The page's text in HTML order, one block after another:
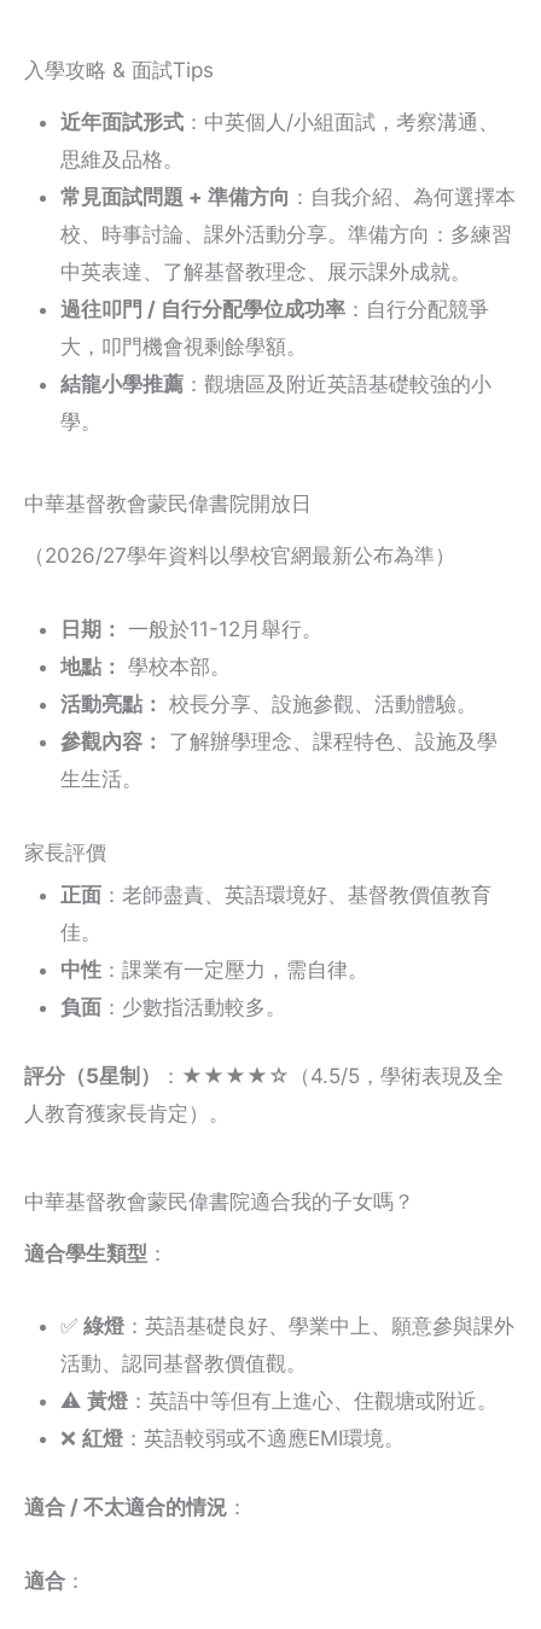
入學攻略 & 面試Tips
近年面試形式 ：中英個人/小組面試，考察溝通、
思維及品格。
常見面試問題 + 準備方向 ：自我介紹、為何選擇本
校、時事討論、課外活動分享。準備方向：多練習
中英表達、了解基督教理念、展示課外成就。
過往叩門 / 自行分配學位成功率 ：自行分配競爭
大，叩門機會視剩餘學額。
結龍小學推薦 ：觀塘區及附近英語基礎較強的小
學。
中華基督教會蒙民偉書院開放日
（2026/27學年資料以學校官網最新公布為準）
日期： 一般於11-12月舉行。
地點： 學校本部。
活動亮點： 校長分享、設施參觀、活動體驗。
參觀內容：
了解辦學理念、課程特色、設施及學
生生活。
家長評價
正面 ：老師盡責、英語環境好、基督教價值教育
佳。
中性 ：課業有一定壓力，需自律。
負面 ：少數指活動較多。
評分（5星制）
：★★★★☆（4.5/5，學術表現及全
人教育獲家長肯定）。
中華基督教會蒙民偉書院適合我的子女嗎？
適合學生類型 ：
✅ 綠燈 ：英語基礎良好、學業中上、願意參與課外
活動、認同基督教價值觀。
⚠️ 黃燈 ：英語中等但有上進心、住觀塘或附近。
❌ 紅燈 ：英語較弱或不適應EMI環境。
適合 / 不太適合的情況 ：
適合 ：